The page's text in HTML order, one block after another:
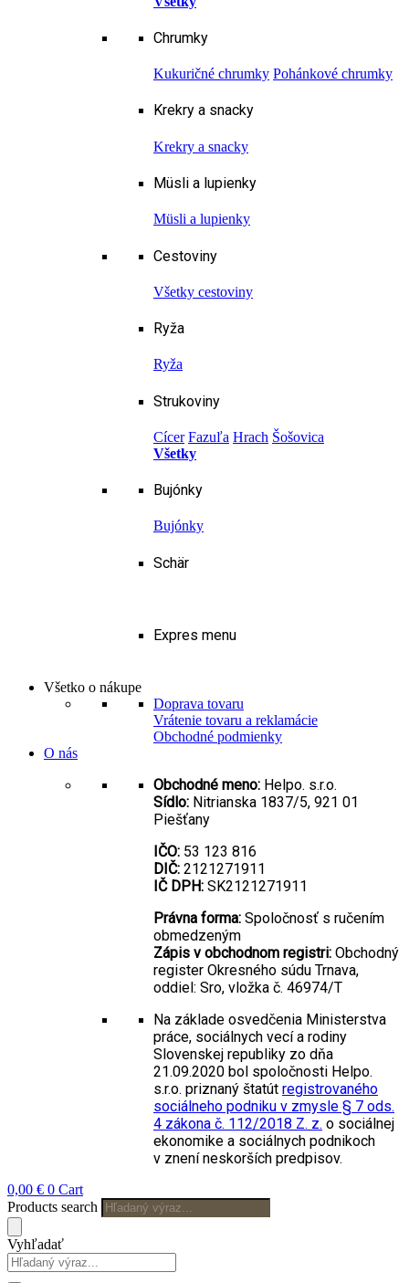
Chrumky
Kukuričné chrumky Pohánkové chrumky
Krekry a snacky
Krekry a snacky
Müsli a lupienky
Müsli a lupienky
Cestoviny
Všetky cestoviny
Ryža
Ryža
Strukoviny
Cícer Fazuľa Hrach Šošovica
Všetky
Bujónky
Bujónky
Schär
Expres menu
Všetko o nákupe
Doprava tovaru
Vrátenie tovaru a reklamácie
Obchodné podmienky
O nás
Obchodné meno: Helpo. s.r.o.
Sídlo: Nitrianska 1837/5, 921 01
Piešťany
IČO: 53 123 816
DIČ: 2121271911
IČ DPH: SK2121271911
Právna forma: Spoločnosť s ručením
obmedzeným
Zápis v obchodnom registri: Obchodný
register Okresného súdu Trnava,
oddiel: Sro, vložka č. 46974/T
Na základe osvedčenia Ministerstva
práce, sociálnych vecí a rodiny
Slovenskej republiky zo dňa
21.09.2020 bol spoločnosti Helpo.
s.r.o. priznaný štatút registrovaného
sociálneho podniku v zmysle § 7 ods.
4 zákona č. 112/2018 Z. z. o sociálnej
ekonomike a sociálnych podnikoch
v znení neskorších predpisov.
0,00 € 0 Cart
Products search
Vyhľadať